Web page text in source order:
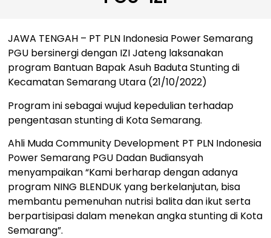
JAWA TENGAH – PT PLN Indonesia Power Semarang
PGU bersinergi dengan IZI Jateng laksanakan
program Bantuan Bapak Asuh Baduta Stunting di
Kecamatan Semarang Utara (21/10/2022)
Program ini sebagai wujud kepedulian terhadap
pengentasan stunting di Kota Semarang.
Ahli Muda Community Development PT PLN Indonesia
Power Semarang PGU Dadan Budiansyah
menyampaikan “Kami berharap dengan adanya
program NING BLENDUK yang berkelanjutan, bisa
membantu pemenuhan nutrisi balita dan ikut serta
berpartisipasi dalam menekan angka stunting di Kota
Semarang”.